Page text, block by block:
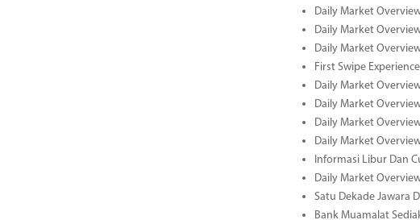
Daily Market
Daily Market
Daily Market
First Swipe
Daily Market
Daily Market
Daily Market
Daily Market
Informasi Libur Dan
Daily Market
Satu Dekade Jawara
Bank Muamalat